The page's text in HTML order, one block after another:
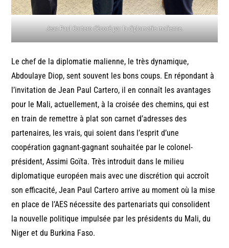
Jean Paul Cartero décoré par la diplomatie malienne.
Le chef de la diplomatie malienne, le très dynamique,
Abdoulaye Diop, sent souvent les bons coups. En répondant à
l’invitation de Jean Paul Cartero, il en connaît les avantages
pour le Mali, actuellement, à la croisée des chemins, qui est
en train de remettre à plat son carnet d’adresses des
partenaires, les vrais, qui soient dans l’esprit d’une
coopération gagnant-gagnant souhaitée par le colonel-
président, Assimi Goïta. Très introduit dans le milieu
diplomatique européen mais avec une discrétion qui accroît
son efficacité, Jean Paul Cartero arrive au moment où la mise
en place de l’AES nécessite des partenariats qui consolident
la nouvelle politique impulsée par les présidents du Mali, du
Niger et du Burkina Faso.